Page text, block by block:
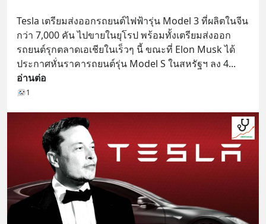
Tesla เตรียมส่งออกรถยนต์ไฟฟ้ารุ่น Model 3 ที่ผลิตในจีน
กว่า 7,000 คัน ไปขายในยุโรป พร้อมทั้งเตรียมส่งออก
รถยนต์รุกตลาดเอเชียในเร็วๆ นี้ ขณะที่ Elon Musk ได้
ประกาศหั่นราคารถยนต์รุ่น Model S ในสหรัฐฯ ลง 4
อ่านต่อ
1